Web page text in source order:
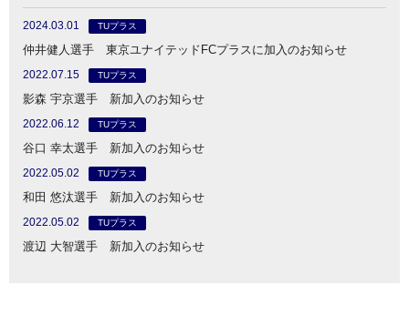
2024.03.01 TUプラス
仲井健人選手 東京ユナイテッドFCプラスに加入のお知らせ
2022.07.15 TUプラス
影森 宇京選手 新加入のお知らせ
2022.06.12 TUプラス
谷口 幸太選手 新加入のお知らせ
2022.05.02 TUプラス
和田 悠汰選手 新加入のお知らせ
2022.05.02 TUプラス
渡辺 大智選手 新加入のお知らせ